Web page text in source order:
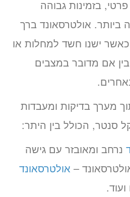
בזמינות גבוהה
ביותר. אולטרסאונד ברך
ישנו חשד למחלות או
אם מדובר במצבים
מערך בדיקות ומעבדות
סנטר, הכולל בין היתר:
נרחב ומאובזר עם גישה
– אולטרסאונד